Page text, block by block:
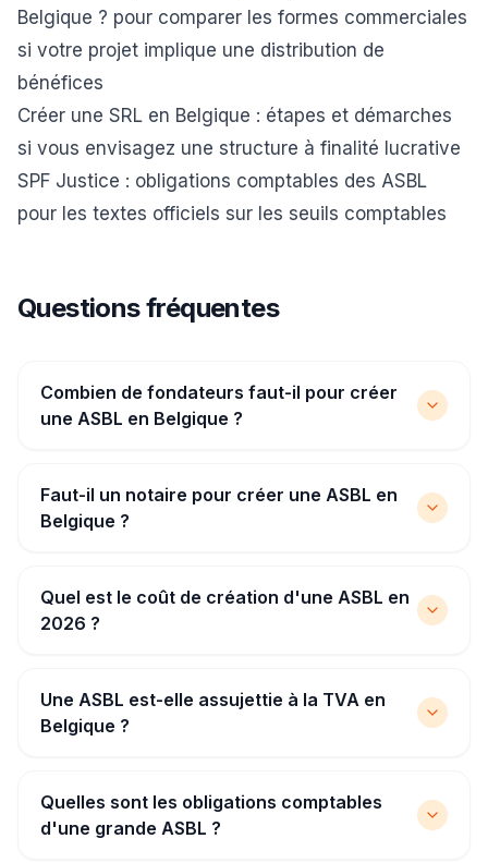
Belgique ? pour comparer les formes commerciales
si votre projet implique une distribution de
bénéfices
Créer une SRL en Belgique : étapes et démarches
si vous envisagez une structure à finalité lucrative
SPF Justice : obligations comptables des ASBL
pour les textes officiels sur les seuils comptables
Questions fréquentes
Combien de fondateurs faut-il pour créer
une ASBL en Belgique ?
Faut-il un notaire pour créer une ASBL en
Belgique ?
Quel est le coût de création d'une ASBL en
2026 ?
Une ASBL est-elle assujettie à la TVA en
Belgique ?
Quelles sont les obligations comptables
d'une grande ASBL ?